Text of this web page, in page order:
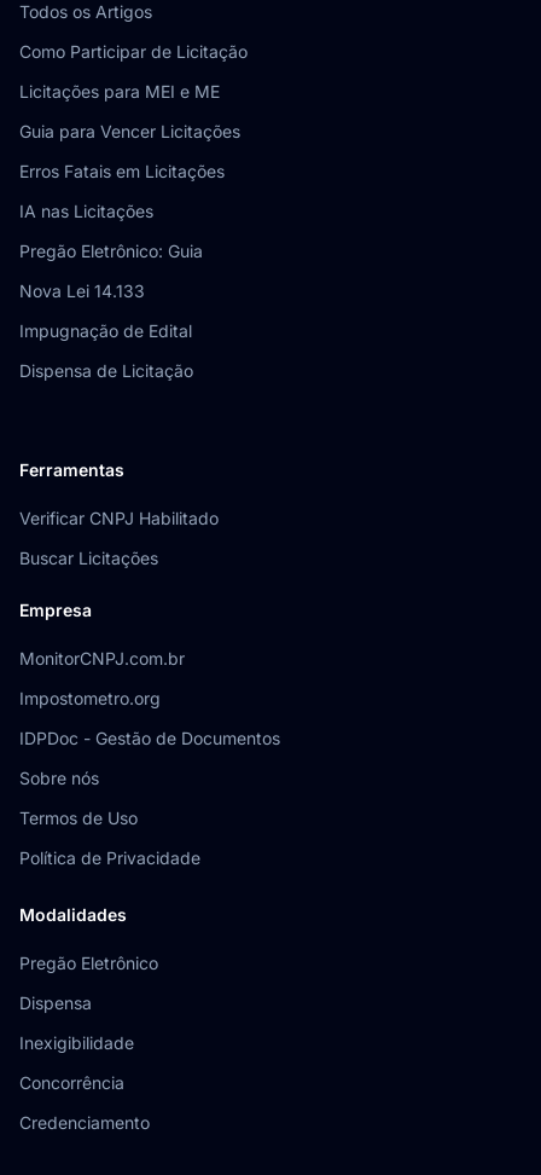
Todos os Artigos
Como Participar de Licitação
Licitações para MEI e ME
Guia para Vencer Licitações
Erros Fatais em Licitações
IA nas Licitações
Pregão Eletrônico: Guia
Nova Lei 14.133
Impugnação de Edital
Dispensa de Licitação
Ferramentas
Verificar CNPJ Habilitado
Buscar Licitações
Empresa
MonitorCNPJ.com.br
Impostometro.org
IDPDoc - Gestão de Documentos
Sobre nós
Termos de Uso
Política de Privacidade
Modalidades
Pregão Eletrônico
Dispensa
Inexigibilidade
Concorrência
Credenciamento